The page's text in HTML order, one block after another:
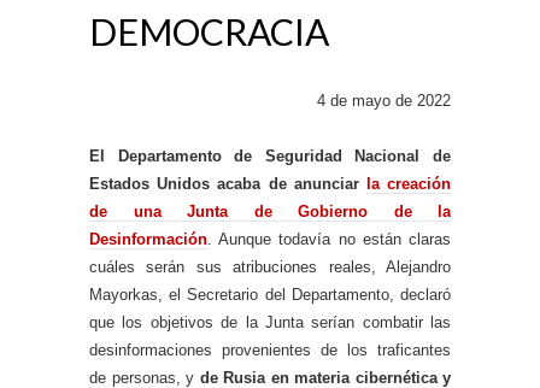
DEMOCRACIA
4 de mayo de 2022
El Departamento de Seguridad Nacional de
Estados Unidos acaba de anunciar
la creación
de una Junta de Gobierno de la
Desinformación . Aunque todavía no están claras
cuáles serán sus atribuciones reales, Alejandro
Mayorkas, el Secretario del Departamento, declaró
que los objetivos de la Junta serían combatir las
desinformaciones provenientes de los traficantes
de personas, y de Rusia en materia cibernética y